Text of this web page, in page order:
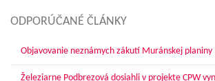
ODPORÚČANÉ ČLÁNKY
Objavovanie neznámych zákutí Muránskej planiny
Železiarne Podbrezová dosiahli v projekte CPW